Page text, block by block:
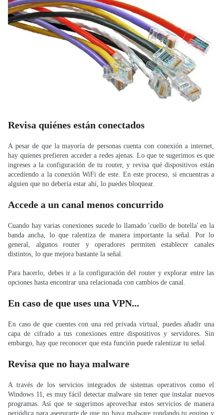
Revisa quiénes están conectados
A pesar de que la mayoría de personas cuenta con conexión a internet,
hay quienes prefieren acceder a redes ajenas. Lo que te sugerimos es que
ingreses a la configuración de tu router, y revisa qué dispositivos están
accediendo a la conexión WiFi de este. En este proceso, si encuentras a
alguien que no debería estar ahí, lo puedes bloquear.
Accede a un canal menos concurrido
Cuando hay varias conexiones sucede lo llamado 'cuello de botella' en la
banda ancha, lo que ralentiza de manera importante la señal. Por lo
general, algunos router y operadores permiten establecer canales
distintos, lo que mejora bastante la señal.
Para hacerlo, debes ir a la configuración del router y explorar entre las
opciones hasta encontrar una relacionada con cambios de canal.
En caso de que uses una VPN...
En caso de que cuentes con una red privada virtual, puedes añadir una
capa de cifrado a tus conexiones entre dispositivos y servidores. Sin
embargo, hay que reconocer que esta función puede ralentizar tu señal.
Revisa que no haya malware
A través de los servicios integrados de sistemas operativos como el
Windows 11, es muy fácil detectar malware sin tener que instalar nuevos
programas. Así que te sugerimos aprovechar estos servicios de manera
periódica para asegurarte de que no haya malware rondando tu equipo y